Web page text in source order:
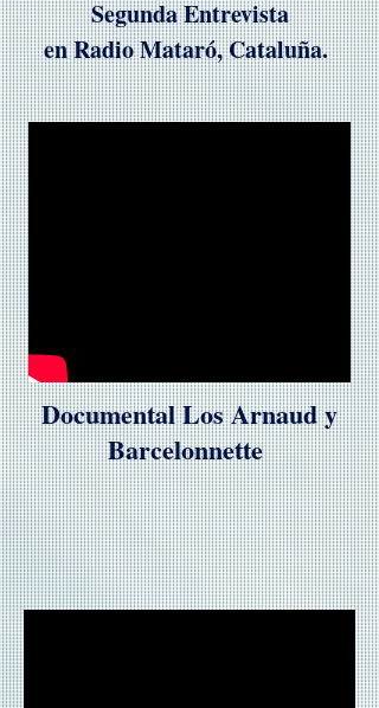
Segunda Entrevista
en Radio Mataró, Cataluña.
Documental Los Arnaud y
Barcelonnette